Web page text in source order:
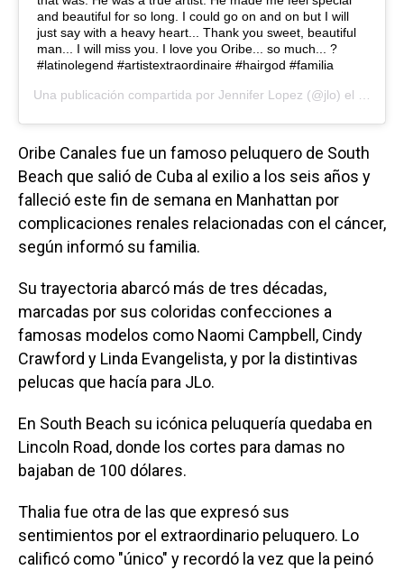
and beautiful for so long. I could go on and on but I will
just say with a heavy heart... Thank you sweet, beautiful
man... I will miss you. I love you Oribe... so much... ?
#latinolegend #artistextraordinaire #hairgod #familia
Una publicación compartida por Jennifer Lopez (@jlo) el
Oribe Canales fue un famoso peluquero de South
Beach que salió de Cuba al exilio a los seis años y
falleció este fin de semana en Manhattan por
complicaciones renales relacionadas con el cáncer,
según informó su familia.
Su trayectoria abarcó más de tres décadas,
marcadas por sus coloridas confecciones a
famosas modelos como Naomi Campbell, Cindy
Crawford y Linda Evangelista, y por la distintivas
pelucas que hacía para JLo.
En South Beach su icónica peluquería quedaba en
Lincoln Road, donde los cortes para damas no
bajaban de 100 dólares.
Thalia fue otra de las que expresó sus
sentimientos por el extraordinario peluquero. Lo
calificó como "único" y recordó la vez que la peinó